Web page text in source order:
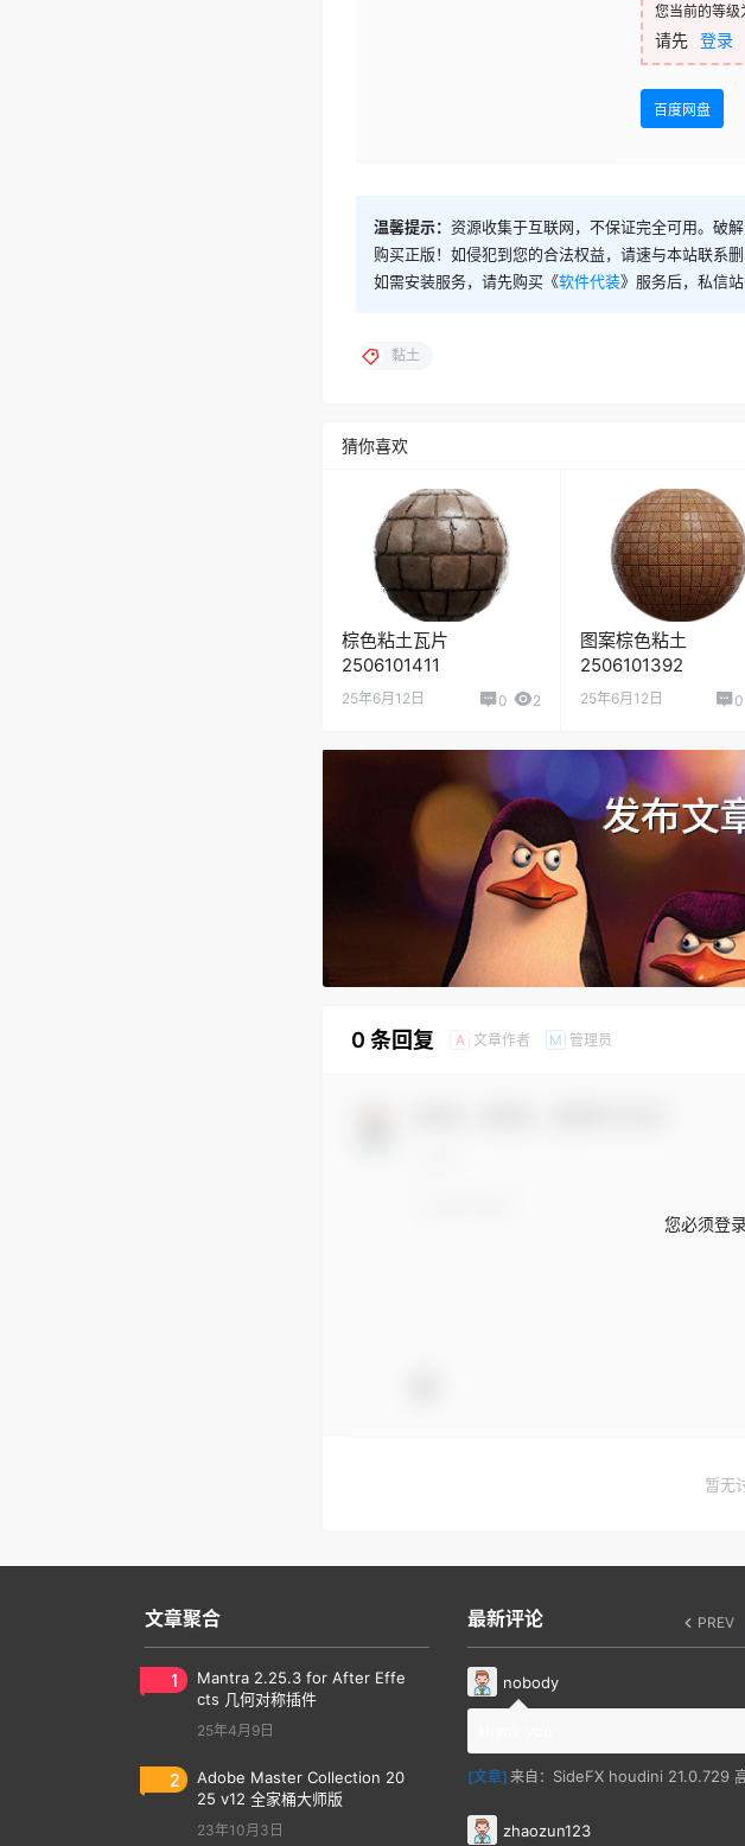
您当前的等级
请先 登录
百度网盘
温馨提示： 资源收集于互联网，不保证完全可用。破
购买正版！如侵犯到您的合法权益，请速与本站联系
如需安装服务，请先购买《软件代装》服务后，私信
黏土
猜你喜欢
棕色粘土瓦片
2506101411
25年6月12日 0 2
图案棕色粘土
2506101392
25年6月12日 0
0 条回复 A 文章作者 M 管理员
您必须登
暂无
文章聚合
1
Mantra 2.25.3 for After Effe
cts 几何对称插件
25年4月9日
2
Adobe Master Collection 20
25 v12 全家桶大师版
23年10月3日
最新评论 PREV
nobody
[文章] 来自： SideFX houdini 21.0.729 高级3D
zhaozun123